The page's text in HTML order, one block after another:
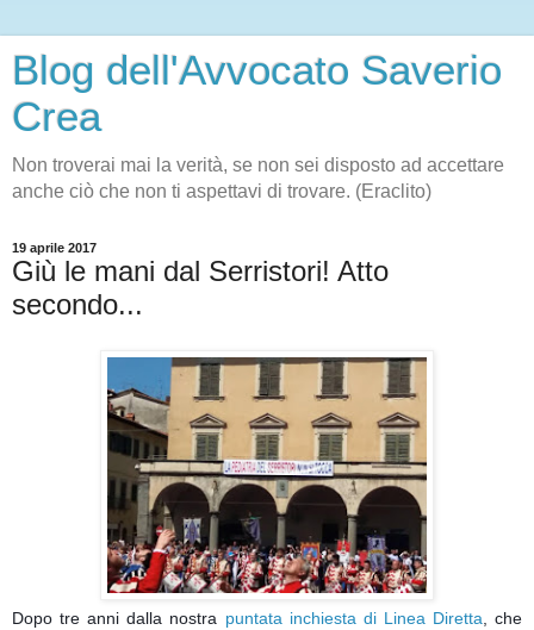
Blog dell'Avvocato Saverio
Crea
Non troverai mai la verità, se non sei disposto ad accettare
anche ciò che non ti aspettavi di trovare. (Eraclito)
19 aprile 2017
Giù le mani dal Serristori! Atto
secondo...
Dopo tre anni dalla nostra puntata inchiesta di Linea Diretta , che